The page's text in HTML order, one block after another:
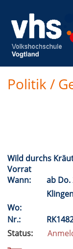
Politik /
Wild durchs
Vorrat
Wann:
ab Do.
Wo:
Nr.:
Status: